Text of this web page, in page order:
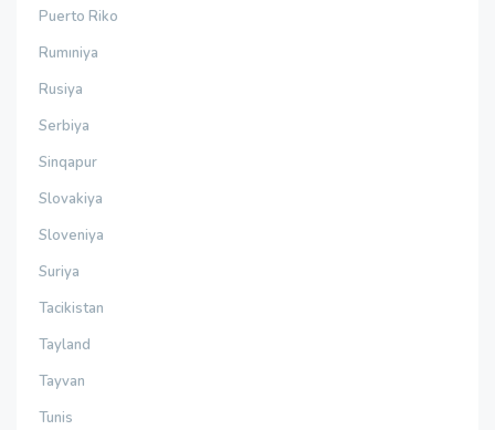
Puerto Riko
Rumıniya
Rusiya
Serbiya
Sinqapur
Slovakiya
Sloveniya
Suriya
Tacikistan
Tayland
Tayvan
Tunis